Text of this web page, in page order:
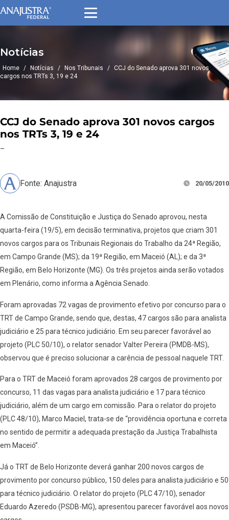
Notícias
Home / Notícias / Nos Tribunais / CCJ do Senado aprova 301 novos
cargos nos TRTs 3, 19 e 24
CCJ do Senado aprova 301 novos cargos
nos TRTs 3, 19 e 24
–
Fonte: Anajustra 20/05/2010
A Comissão de Constituição e Justiça do Senado aprovou, nesta
quarta-feira (19/5), em decisão terminativa, projetos que criam 301
novos cargos para os Tribunais Regionais do Trabalho da 24ª Região,
em Campo Grande (MS); da 19ª Região, em Maceió (AL); e da 3ª
Região, em Belo Horizonte (MG). Os três projetos ainda serão votados
em Plenário, como informa a Agência Senado.
Foram aprovadas 72 vagas de provimento efetivo por concurso para o
TRT de Campo Grande, sendo que, destas, 47 cargos são para analista
judiciário e 25 para técnico judiciário. Em seu parecer favorável ao
projeto (PLC 50/10), o relator senador Valter Pereira (PMDB-MS),
observou que é preciso solucionar a carência de pessoal naquele TRT.
Para o TRT de Maceió foram aprovados 28 cargos de provimento por
concurso, 11 das vagas para analista judiciário e 17 para técnico
judiciário, além de um cargo em comissão. Para o relator do projeto
(PLC 48/10), Marco Maciel, trata-se de “providência oportuna e correta
no sentido de permitir a adequada prestação da Justiça Trabalhista
em Maceió”.
Já o TRT de Belo Horizonte deverá ganhar 200 novos cargos de
provimento por concurso público, 150 deles para analista judiciário e 50
para técnico judiciário. O relator do projeto (PLC 47/10), senador
Eduardo Azeredo (PSDB-MG), apresentou parecer favorável aos novos